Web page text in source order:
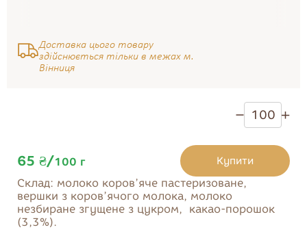
Доставка цього товару
здійснюється тільки в межах м.
Вінниця
65 ₴/100 г Купити
Купити
Склад: молоко коров’яче пастеризоване,
вершки з коров’ячого молока, молоко
незбиране згущене з цукром, какао-порошок
(3,3%).